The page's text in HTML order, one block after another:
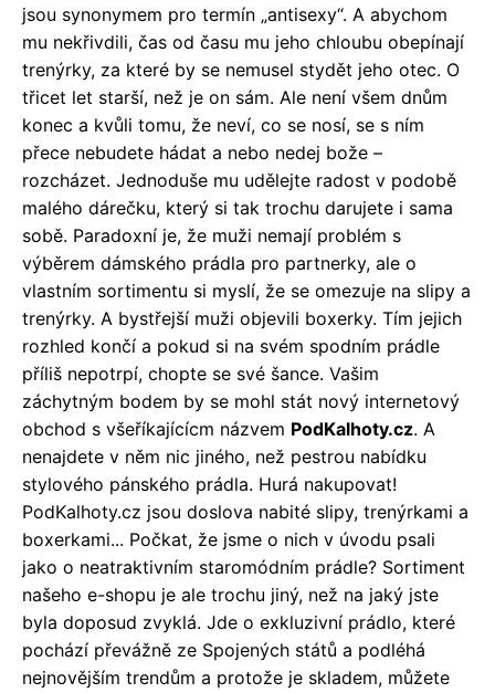
jsou synonymem pro termín „antisexy“. A abychom
mu nekřivdili, čas od času mu jeho chloubu obepínají
trenýrky, za které by se nemusel stydět jeho otec. O
třicet let starší, než je on sám. Ale není všem dnům
konec a kvůli tomu, že neví, co se nosí, se s ním
přece nebudete hádat a nebo nedej bože –
rozcházet. Jednoduše mu udělejte radost v podobě
malého dárečku, který si tak trochu darujete i sama
sobě. Paradoxní je, že muži nemají problém s
výběrem dámského prádla pro partnerky, ale o
vlastním sortimentu si myslí, že se omezuje na slipy a
trenýrky. A bystřejší muži objevili boxerky. Tím jejich
rozhled končí a pokud si na svém spodním prádle
příliš nepotrpí, chopte se své šance. Vašim
záchytným bodem by se mohl stát nový internetový
obchod s všeříkajícícm názvem PodKalhoty.cz. A
nenajdete v něm nic jiného, než pestrou nabídku
stylového pánského prádla. Hurá nakupovat!
PodKalhoty.cz jsou doslova nabité slipy, trenýrkami a
boxerkami... Počkat, že jsme o nich v úvodu psali
jako o neatraktivním staromódním prádle? Sortiment
našeho e-shopu je ale trochu jiný, než na jaký jste
byla doposud zvyklá. Jde o exkluzivní prádlo, které
pochází převážně ze Spojených států a podléhá
nejnovějším trendům a protože je skladem, můžete